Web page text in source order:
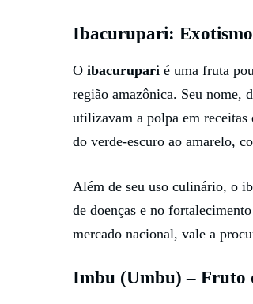
Ibacurupari:
O ibacurupari é uma fruta
região amazônica. Seu nome,
utilizavam a polpa em
do verde-escuro ao amarelo,
Além de seu uso culinário, o
de doenças e no
mercado nacional, vale a
Imbu (Umbu) – Fruto